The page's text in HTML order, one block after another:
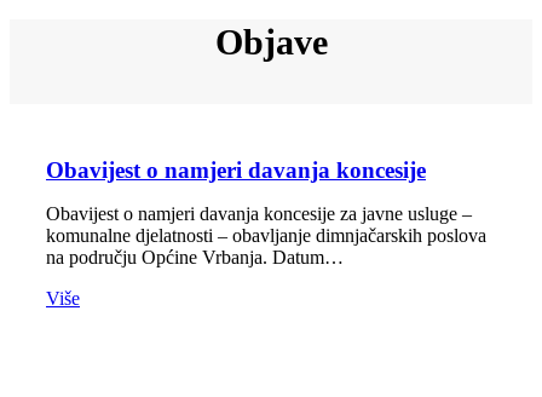
Objave
Obavijest o namjeri davanja koncesije
Obavijest o namjeri davanja koncesije za javne usluge –
komunalne djelatnosti – obavljanje dimnjačarskih poslova
na području Općine Vrbanja. Datum…
Više